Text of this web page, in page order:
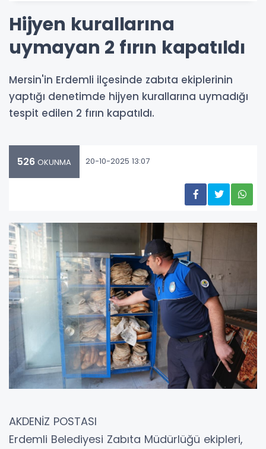
Hijyen kurallarına
uymayan 2 fırın kapatıldı
Mersin'in Erdemli ilçesinde zabıta ekiplerinin
yaptığı denetimde hijyen kurallarına uymadığı
tespit edilen 2 fırın kapatıldı.
526 OKUNMA 20-10-2025 13:07
AKDENİZ POSTASI
Erdemli Belediyesi Zabıta Müdürlüğü ekipleri,